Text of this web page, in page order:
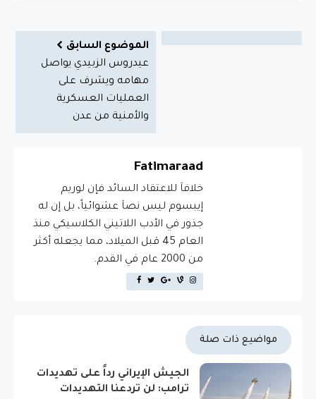
الموضوع السابق
عيدروس الزبيدي يواصل
مهامه ويشرف على
العمليات العسكرية
والأمنية من عدن
Fatimaraad
خلافاَ للاعتقاد السائد فإن لوريم
إيبسوم ليس نصاَ عشوائياً، بل إن له
جذور في الأدب اللاتيني الكلاسيكي منذ
العام 45 قبل الميلاد، مما يجعله أكثر
من 2000 عام في القدم.
مواضيع ذات صلة
الجيش الإيراني رداً على تهديدات
ترامب: لن تردعنا التهديدات